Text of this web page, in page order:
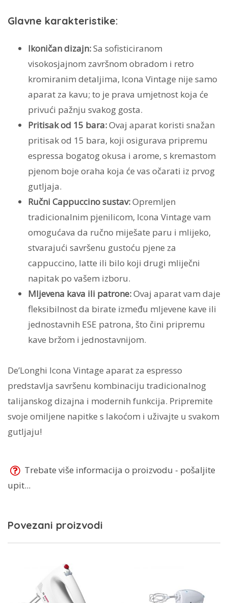
Glavne karakteristike:
Ikoničan dizajn:Sa sofisticiranom
visokosjajnom završnom obradom i retro
kromiranim detaljima, Icona Vintage nije samo
aparat za kavu; to je prava umjetnost koja će
privući pažnju svakog gosta.
Pritisak od 15 bara:Ovaj aparat koristi snažan
pritisak od 15 bara, koji osigurava pripremu
espressa bogatog okusa i arome, s kremastom
pjenom boje oraha koja će vas očarati iz prvog
gutljaja.
Ručni Cappuccino sustav:Opremljen
tradicionalnim pjenilicom, Icona Vintage vam
omogućava da ručno miješate paru i mlijeko,
stvarajući savršenu gustoću pjene za
cappuccino, latte ili bilo koji drugi mliječni
napitak po vašem izboru.
Mljevena kava ili patrone:Ovaj aparat vam daje
fleksibilnost da birate između mljevene kave ili
jednostavnih ESE patrona, što čini pripremu
kave bržom i jednostavnijom.
De’Longhi Icona Vintage aparat za espresso
predstavlja savršenu kombinaciju tradicionalnog
talijanskog dizajna i modernih funkcija. Pripremite
svoje omiljene napitke s lakoćom i uživajte u svakom
gutljaju!
Trebate više informacija o proizvodu - pošaljite
upit...
Povezani proizvodi